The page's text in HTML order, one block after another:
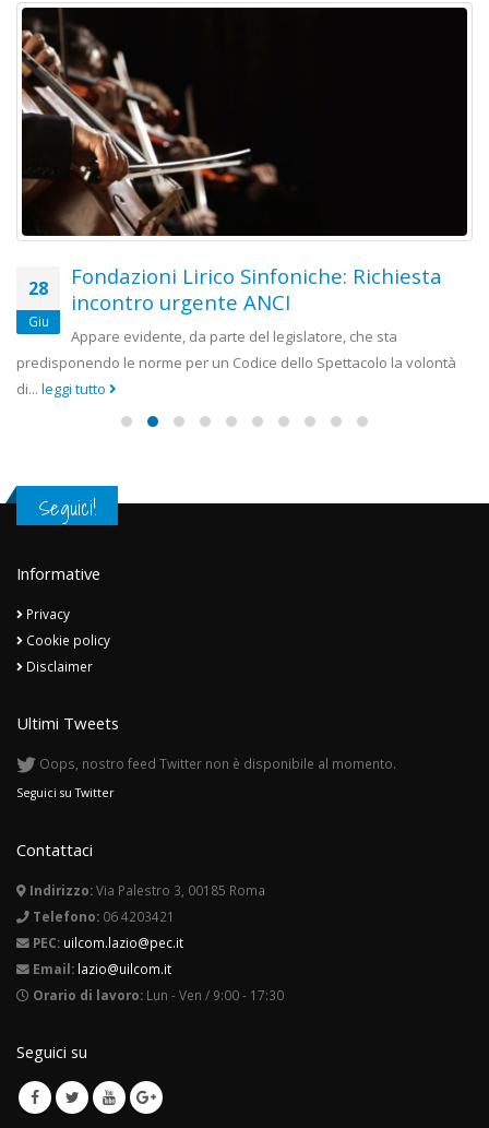
28
Giu
Fondazioni Lirico Sinfoniche: Richiesta
incontro urgente ANCI
Appare evidente, da parte del legislatore, che sta
predisponendo le norme per un Codice dello Spettacolo la volontà
di... leggi tutto
Seguici!
Informative
Privacy
Cookie policy
Disclaimer
Ultimi Tweets
Oops, nostro feed Twitter non è disponibile al momento.
Seguici su Twitter
Contattaci
Indirizzo: Via Palestro 3, 00185 Roma
Telefono: 06 4203421
PEC: uilcom.lazio@pec.it
Email: lazio@uilcom.it
Orario di lavoro: Lun - Ven / 9:00 - 17:30
Seguici su